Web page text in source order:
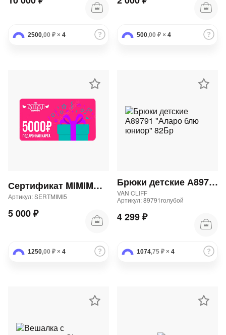
2500,00 ₽ × 4 500,00 ₽ × 4
Сертификат MIMIMODA 5000 р.
Артикул: SERTMIMI5
5 000 ₽
1250,00 ₽ × 4
Брюки детские А89791 "Аларо блю юниор" 82Бр
VAN CLIFF
Артикул: 89791голубой
4 299 ₽
1074,75 ₽ × 4